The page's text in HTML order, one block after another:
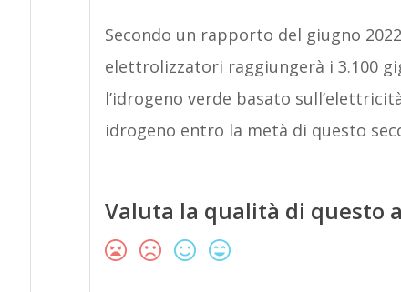
Secondo un rapporto del giugno
elettrolizzatori raggiungerà i 3.100
l’idrogeno verde basato
idrogeno entro la metà di questo
Valuta la qualità di questo